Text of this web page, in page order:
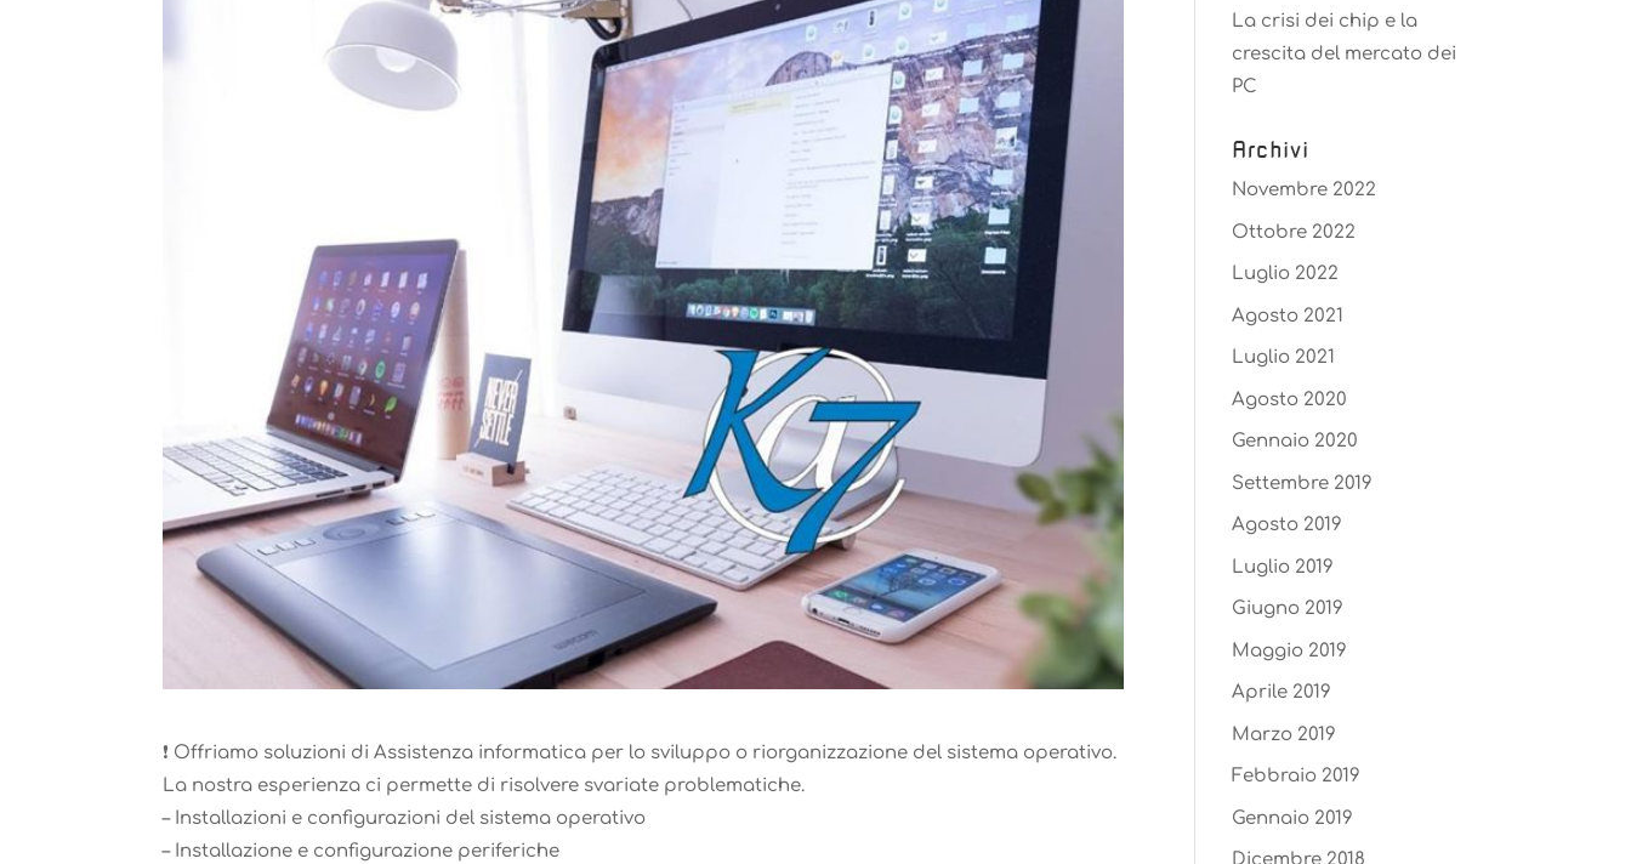
❗️ Offriamo soluzioni di Assistenza informatica per lo sviluppo o riorganizzazione del sistema operativo.
La nostra esperienza ci permette di risolvere svariate problematiche.
– Installazioni e configurazioni del sistema operativo
– Installazione e configurazione periferiche
La crisi dei chip e la
crescita del mercato dei
PC
Archivi
Novembre 2022
Ottobre 2022
Luglio 2022
Agosto 2021
Luglio 2021
Agosto 2020
Gennaio 2020
Settembre 2019
Agosto 2019
Luglio 2019
Giugno 2019
Maggio 2019
Aprile 2019
Marzo 2019
Febbraio 2019
Gennaio 2019
Dicembre 2018